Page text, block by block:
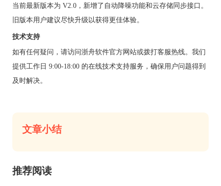
当前最新版本为 V2.0，新增了自动降噪功能和云存储同步接口。
旧版本用户建议尽快升级以获得更佳体验。
技术支持
如有任何疑问，请访问浙舟软件官方网站或拨打客服热线。我们
提供工作日 9:00-18:00 的在线技术支持服务，确保用户问题得到
及时解决。
文章小结
推荐阅读